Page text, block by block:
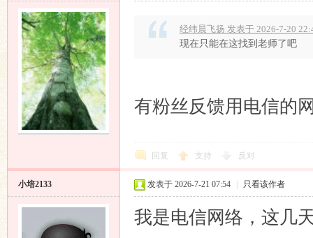
经纬晨飞扬 发表于 2026-7-20
现在只能在这找到老师了吧
有粉丝反馈用电信的
回复 支持 反对
小培2133 发表于 2026-7-21 07:54 只看该作者
我是电信网络，这几